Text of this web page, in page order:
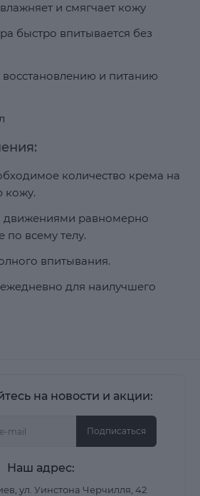
и смягчает кожу
быстро впитывается без
восстановлению и питанию
количество крема на
кожу.
равномерно
по всему телу.
впитывания.
для наилучшего
на новости и акции:
Подписаться
Наш адрес:
ул. Уинстона Черчилля, 42